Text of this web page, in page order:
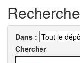
Recherche
Dans :
Chercher